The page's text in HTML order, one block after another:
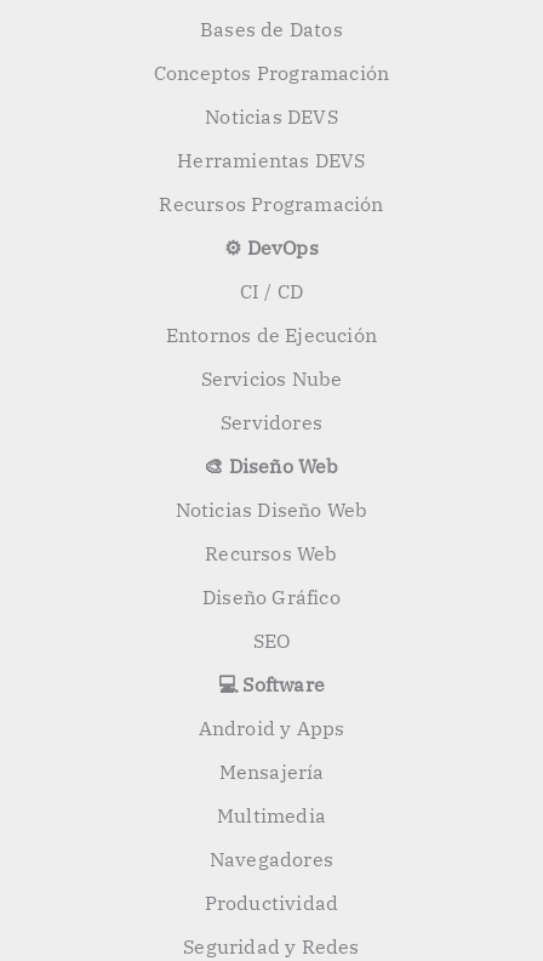
Bases de Datos
Conceptos Programación
Noticias DEVS
Herramientas DEVS
Recursos Programación
⚙️ DevOps
CI / CD
Entornos de Ejecución
Servicios Nube
Servidores
🎨 Diseño Web
Noticias Diseño Web
Recursos Web
Diseño Gráfico
SEO
💻 Software
Android y Apps
Mensajería
Multimedia
Navegadores
Productividad
Seguridad y Redes